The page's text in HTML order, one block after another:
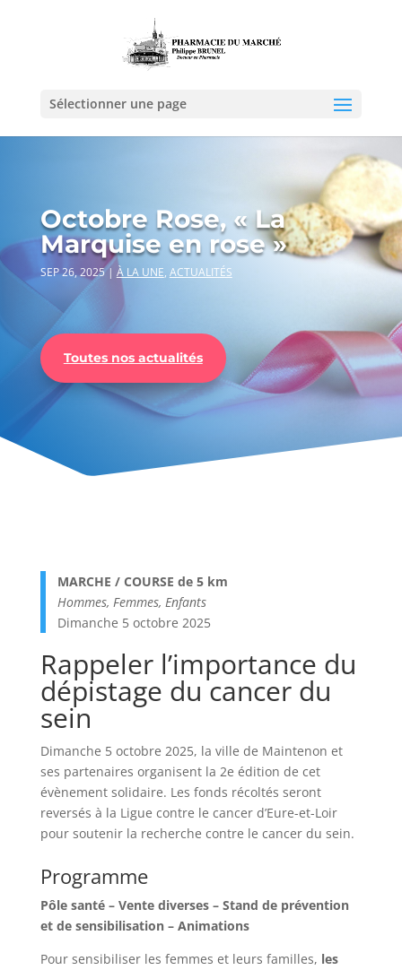
Sélectionner une page
Octobre Rose, « La
Marquise en rose »
SEP 26, 2025| À LA UNE, ACTUALITÉS
Toutes nos actualités
MARCHE / COURSE de 5 km
Hommes, Femmes, Enfants
Dimanche 5 octobre 2025
Rappeler l’importance du
dépistage du cancer du
sein
Dimanche 5 octobre 2025, la ville de Maintenon et
ses partenaires organisent la 2e édition de cet
évènement solidaire. Les fonds récoltés seront
reversés à la Ligue contre le cancer d’Eure-et-Loir
pour soutenir la recherche contre le cancer du sein.
Programme
Pôle santé – Vente diverses – Stand de prévention
et de sensibilisation – Animations
Pour sensibiliser les femmes et leurs familles, les